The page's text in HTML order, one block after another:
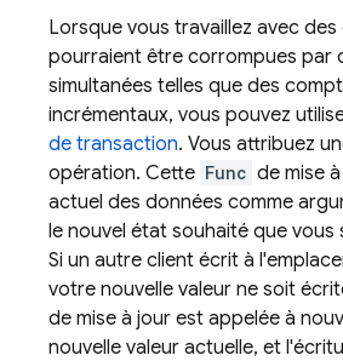
Lorsque vous travaillez avec des
pourraient être corrompues par
simultanées telles que des
incrémentaux, vous pouvez
de transaction. Vous attribuez
opération. Cette Func de mise
actuel des données comme
le nouvel état souhaité que vous
Si un autre client écrit à
votre nouvelle valeur ne soit
de mise à jour est appelée à
nouvelle valeur actuelle, et